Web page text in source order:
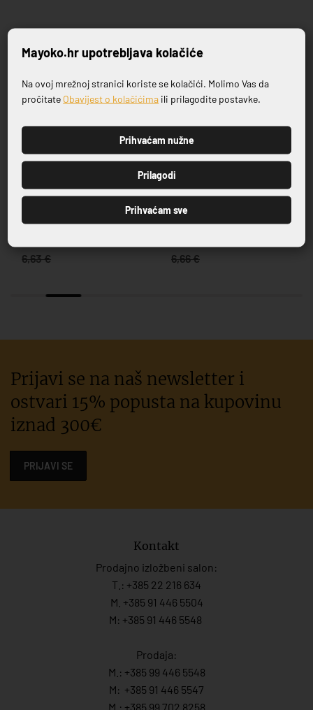
Povezani proizvodi
-20%
SERIJA SALDA
TANJUR PLITKI SALDA 21 CM
6,63 €
-20%
SERIJA STORIA
TANJUR PLITKI STORIA 21 CM
6,66 €
Prijavi se na naš newsletter i
ostvari 15% popusta na kupovinu
iznad 300€
PRIJAVI SE
Kontakt
Prodajno izložbeni salon:
T.: +385 22 216 634
M. +385 91 446 5504
M: +385 91 446 5548
Prodaja:
M.: +385 99 446 5548
M: +385 91 446 5547
M.: +385 99 702 8258
Prijavite se na naš newsletter
PRIJAVI SE
Mayoko.hr upotrebljava kolačiće
Na ovoj mrežnoj stranici koriste se kolačići. Molimo Vas da
pročitate Obavijest o kolačićima ili prilagodite postavke.
Prihvaćam nužne
Prilagodi
Prihvaćam sve